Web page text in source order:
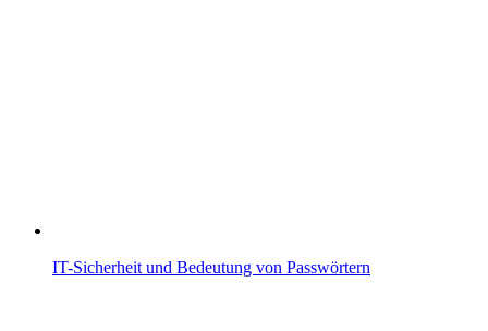
IT-Sicherheit und Bedeutung von Passwörtern